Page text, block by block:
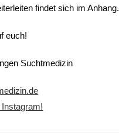
findet sich im Anhang.
euch!
Suchtmedizin